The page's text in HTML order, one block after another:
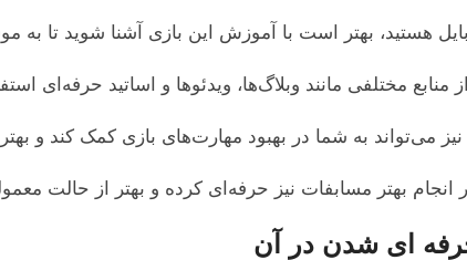
هستید، بهتر است با آموزش این بازی آشنا شوید تا به
مختلفی مانند وبلاگ‌ها، ویدئوها و اساتید حرفه‌ای
می‌تواند به شما در بهبود مهارت‌های بازی کمک کند و
بهتر مسابفات نیز حرفه‌ای کرده و بهتر از حالت
ای شدن در آن